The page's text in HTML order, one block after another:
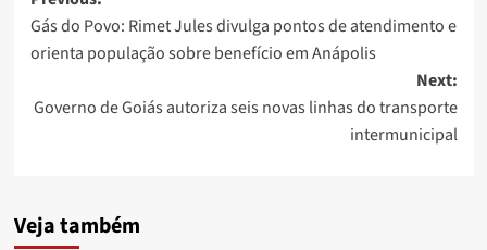
navigation
Gás do Povo: Rimet Jules divulga pontos de atendimento e
orienta população sobre benefício em Anápolis
Next:
Governo de Goiás autoriza seis novas linhas do transporte
intermunicipal
Veja também